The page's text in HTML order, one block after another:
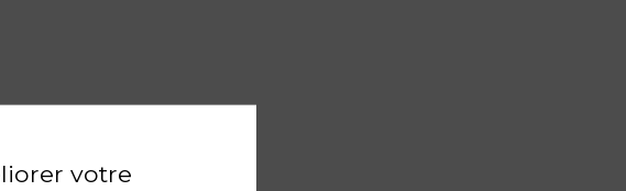
votre